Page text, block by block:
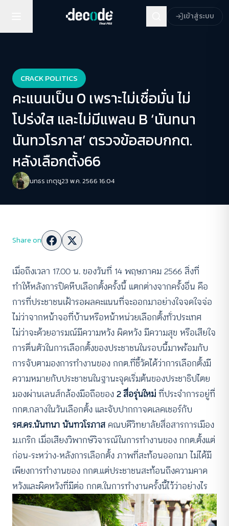
เข้าสู่ระบบ
CRACK POLITICS
คะแนนเป็น 0 เพราะไม่เชื่อมั่น ไม่
โปร่งใส และไม่มีแพลน B ‘นันทนา
นันทวโรภาส’ ตรวจข้อสอบกกต.
หลังเลือกตั้ง66
นทธร เกตุชู23 พ.ค. 2566 16:04
Share on
เมื่อถึงเวลา 17.00 น. ของวันที่ 14 พฤษภาคม 2566 สิ่งที่
ทำให้หลังการปิดหีบเลือกตั้งครั้งนี้ แตกต่างจากครั้งอื่น คือ
การที่ประชาชนเฝ้ารอผลคะแนนที่จะออกมาอย่างใจจดใจจ่อ
ไม่ว่าจากหน้าจอที่บ้านหรือหน้าหน่วยเลือกตั้งทั่วประเทศ
ไม่ว่าจะด้วยอารมณ์มีความหวัง ผิดหวัง มีความสุข หรือเสียใจ
การตื่นตัวในการเลือกตั้งของประชาชนในรอบนี้มาพร้อมกับ
การจับตามองการทำงานของ กกต.ที่ชี้วัดได้ว่าการเลือกตั้งมี
ความหมายกับประชาชนในฐานะจุดเริ่มต้นของประชาธิปไตย
มองผ่านเลนส์กล้องมือถือของ2 สื่อรุ่นใหม่ที่ประจำการอยู่ที่
กกต.กลางในวันเลือกตั้ง และจับปากกาจดเลคเชอร์กับ
รศ.ดร.นันทนา นันทวโรภาส คณบดีวิทยาลัยสื่อสารการเมือง
ม.เกริก เมื่อเสียงวิพากษ์วิจารณ์ในการทำงานของ กกต.ตั้งแต่
ก่อน-ระหว่าง-หลังการเลือกตั้ง ภาพที่สะท้อนออกมา ไม่ได้มี
เพียงการทำงานของ กกต.แต่ประชาชนสะท้อนถึงความคาด
หวังและผิดหวังที่มีต่อ กกต.ในการทำงานครั้งนี้ไว้ว่าอย่างไร